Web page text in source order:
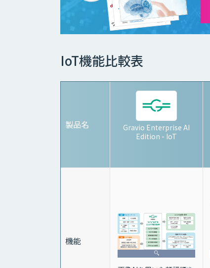
IoT機能比較表
製品名
Gravio Enterprise AI
Edition - IoT
機能